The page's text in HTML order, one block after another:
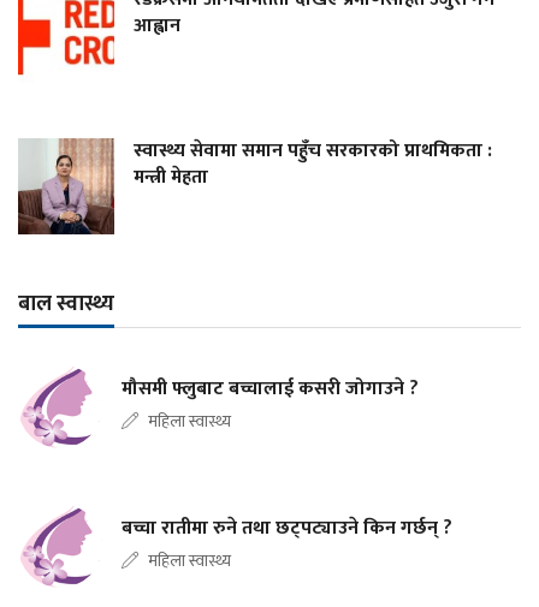
आह्वान
स्वास्थ्य सेवामा समान पहुँच सरकारको प्राथमिकता :
मन्त्री मेहता
बाल स्वास्थ्य
मौसमी फ्लुबाट बच्चालाई कसरी जोगाउने ?
महिला स्वास्थ्य
बच्चा रातीमा रुने तथा छट्पट्याउने किन गर्छन् ?
महिला स्वास्थ्य